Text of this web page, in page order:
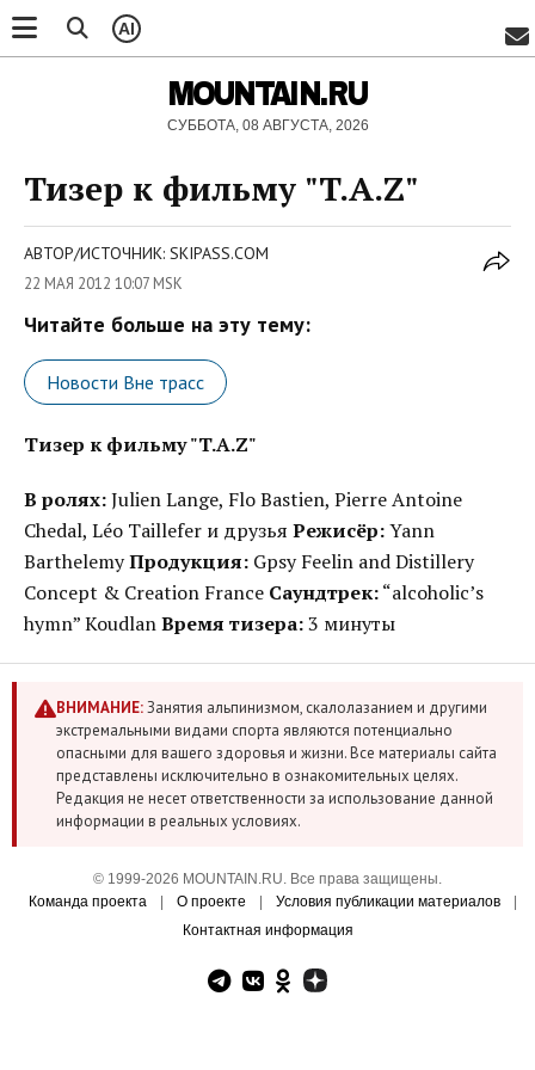
AI
MOUNTAIN.RU
СУББОТА, 08 АВГУСТА, 2026
Тизер к фильму "T.A.Z"
АВТОР/ИСТОЧНИК: SKIPASS.COM
22 МАЯ 2012 10:07 MSK
Читайте больше на эту тему:
Новости Вне трасс
Тизер к фильму "T.A.Z"
В ролях:Julien Lange, Flo Bastien, Pierre Antoine
Chedal, Léo Taillefer и друзья Режисёр:Yann
BarthelemyПродукция: Gpsy Feelin and Distillery
Concept & Creation France Саундтрек:“alcoholic’s
hymn” KoudlanВремя тизера:3 минуты
ВНИМАНИЕ:Занятия альпинизмом, скалолазанием и другими
экстремальными видами спорта являются потенциально
опасными для вашего здоровья и жизни. Все материалы сайта
представлены исключительно в ознакомительных целях.
Редакция не несет ответственности за использование данной
информации в реальных условиях.
© 1999-2026 MOUNTAIN.RU. Все права защищены.
Команда проекта
О проекте Условия публикации материалов
Контактная информация